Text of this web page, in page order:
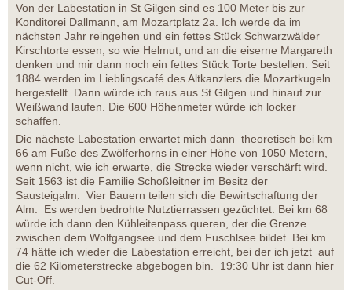
Von der Labestation in St Gilgen sind es 100 Meter bis zur
Konditorei Dallmann, am Mozartplatz 2a. Ich werde da im
nächsten Jahr reingehen und ein fettes Stück Schwarzwälder
Kirschtorte essen, so wie Helmut, und an die eiserne Margareth
denken und mir dann noch ein fettes Stück Torte bestellen. Seit
1884 werden im Lieblingscafé des Altkanzlers die Mozartkugeln
hergestellt. Dann würde ich raus aus St Gilgen und hinauf zur
Weißwand laufen. Die 600 Höhenmeter würde ich locker
schaffen.
Die nächste Labestation erwartet mich dann theoretisch bei km
66 am Fuße des Zwölferhorns in einer Höhe von 1050 Metern,
wenn nicht, wie ich erwarte, die Strecke wieder verschärft wird.
Seit 1563 ist die Familie Schoßleitner im Besitz der
Sausteigalm. Vier Bauern teilen sich die Bewirtschaftung der
Alm. Es werden bedrohte Nutztierrassen gezüchtet. Bei km 68
würde ich dann den Kühleitenpass queren, der die Grenze
zwischen dem Wolfgangsee und dem Fuschlsee bildet. Bei km
74 hätte ich wieder die Labestation erreicht, bei der ich jetzt auf
die 62 Kilometerstrecke abgebogen bin. 19:30 Uhr ist dann hier
Cut-Off.